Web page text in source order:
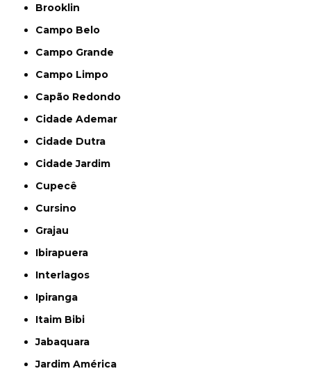
Brooklin
Campo Belo
Campo Grande
Campo Limpo
Capão Redondo
Cidade Ademar
Cidade Dutra
Cidade Jardim
Cupecê
Cursino
Grajau
Ibirapuera
Interlagos
Ipiranga
Itaim Bibi
Jabaquara
Jardim América